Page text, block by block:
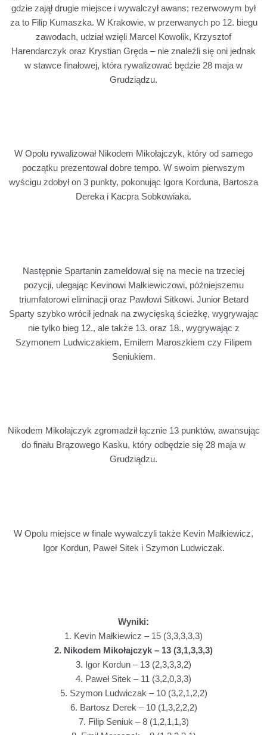
gdzie zajął drugie miejsce i wywalczył awans; rezerwowym był
za to Filip Kumaszka. W Krakowie, w przerwanych po 12. biegu
zawodach, udział wzięli Marcel Kowolik, Krzysztof
Harendarczyk oraz Krystian Gręda – nie znaleźli się oni jednak
w stawce finałowej, która rywalizować będzie 28 maja w
Grudziądzu.
W Opolu rywalizował Nikodem Mikołajczyk, który od samego
początku prezentował dobre tempo. W swoim pierwszym
wyścigu zdobył on 3 punkty, pokonując Igora Korduna, Bartosza
Dereka i Kacpra Sobkowiaka.
Następnie Spartanin zameldował się na mecie na trzeciej
pozycji, ulegając Kevinowi Małkiewiczowi, późniejszemu
triumfatorowi eliminacji oraz Pawłowi Sitkowi. Junior Betard
Sparty szybko wrócił jednak na zwycięską ścieżkę, wygrywając
nie tylko bieg 12., ale także 13. oraz 18., wygrywając z
Szymonem Ludwiczakiem, Emilem Maroszkiem czy Filipem
Seniukiem.
Nikodem Mikołajczyk zgromadził łącznie 13 punktów, awansując
do finału Brązowego Kasku, który odbędzie się 28 maja w
Grudziądzu.
W Opolu miejsce w finale wywalczyli także Kevin Małkiewicz,
Igor Kordun, Paweł Sitek i Szymon Ludwiczak.
Wyniki:
1. Kevin Małkiewicz – 15 (3,3,3,3,3)
2. Nikodem Mikołajczyk – 13 (3,1,3,3,3)
3. Igor Kordun – 13 (2,3,3,3,2)
4. Paweł Sitek – 11 (3,2,0,3,3)
5. Szymon Ludwiczak – 10 (3,2,1,2,2)
6. Bartosz Derek – 10 (1,3,2,2,2)
7. Filip Seniuk – 8 (1,2,1,1,3)